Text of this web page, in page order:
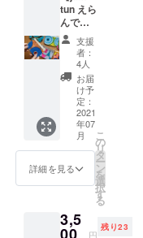
め、男
女問わ
ず幅広
い年齢
層に人
気で
す。岡
山県産
の上質
な11号
を使
用。
おしる
で、ど
うして
も余っ
てしま
うハギ
レた
ち。つ
くるも
のによ
りハギ
レの大
生地の
種類も
す。 コ
ンパク
トがプ
リント
されて
いま
す。可
愛らし
いキャ
ラク
ター
で、ア
ロマと
同じよ
うに癒
クター
たちを
描く
「SELE
CTSHO
P
MTI(ム
ティ)」
さんの
独特な
世界観
にはビ
ビッと
んじゃ
ないで
tun えら
んで楽
しい！
自分だ
けのオ
リジナ
ル《セ
ミオー
ダー》
アフリ
カ布の
ミニ財
布】 ●
ミニ財
布《jam
SIRUH
A "セミ
支援
者：
4人
お届
け予
定：
2021
年07
月
詳細を見る
こ
の
リ
タ
ー
ン
を
選
択
す
る
3,5
円
残り23